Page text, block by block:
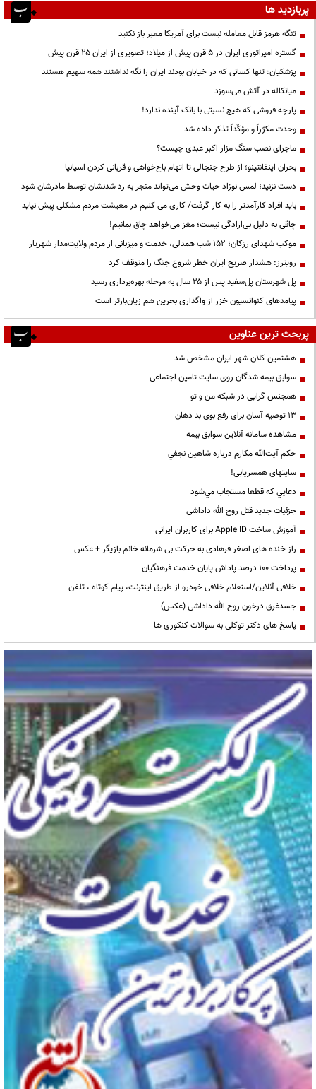
پربازدید ها
تنگه هرمز قابل معامله نیست برای آمریکا معبر باز نکنید
گستره امپراتوری ایران در ۵ قرن پیش از میلاد؛ تصویری از ایران ۲۵ قرن پیش
پزشکیان: تنها کسانی که در خیابان بودند ایران را نگه نداشتند همه سهیم هستند
میانکاله در آتش می‌سوزد
پارچه فروشی که هیچ نسبتی با بانک آینده ندارد!
وحدت مکرّراً و مؤکّداً تذکر داده شد
ماجرای نصب سنگ مزار اکبر عبدی چیست؟
بحران اینفانتینو؛ از طرح جنجالی تا اتهام باج‌خواهی و قربانی کردن اسپانیا
دست نزنید؛ لمس نوزاد حیات وحش می‌تواند منجر به رد شدنشان توسط مادرشان شود
باید افراد کارآمدتر را به کار گرفت/ کاری می کنیم در معیشت مردم مشکلی پیش نیاید
چاقی به دلیل بی‌ارادگی نیست؛ مغز می‌خواهد چاق بمانیم!
موکب شهدای رزکان؛ ۱۵۲ شب همدلی، خدمت و میزبانی از مردم ولایت‌مدار شهریار
رویترز: هشدار صریح ایران خطر شروع جنگ را متوقف کرد
پل شهرستان پل‌سفید پس از ۲۵ سال به مرحله بهره‌برداری رسید
پیامدهای کنوانسیون خزر از واگذاری بحرین هم زیان‌بارتر است
پربحث ترین عناوین
هشتمین کلان شهر ایران مشخص شد
سوابق بیمه شدگان روی سایت تامین اجتماعی
همجنس گرایی در شبکه من و تو
13 توصیه آسان برای رفع بوی بد دهان
مشاهده سامانه آنلاين سوابق بیمه
حكم آيت‌الله مكارم درباره شاهين نجفي
سایتهای همسریابی!
دعايي كه قطعا مستجاب مي‌شود
جزئیات جدید قتل روح الله داداشی
آموزش ساخت Apple ID برای کاربران ایرانی
راز خنده های اصغر فرهادی به حرکت بی شرمانه خانم بازیگر + عکس
پرداخت ۱۰۰ درصد پاداش پایان خدمت فرهنگیان
خلافی آنلاین/استعلام خلافی خودرو از طریق اینترنت، پیام کوتاه ، تلفن
جسدغرق درخون روح الله داداشی (عکس)
پاسخ های دکتر توکلی به سوالات کنکوری ها